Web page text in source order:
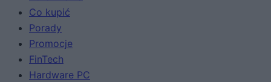
Co kupić
Porady
Promocje
FinTech
Hardware PC